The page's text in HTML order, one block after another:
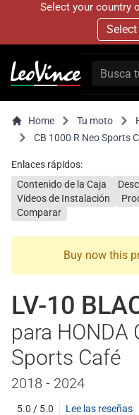
Select your country
Home Tu moto
CB 1000 R Neo Sports
Enlaces rápidos:
Contenido de la Caja
Videos de Instalación
Comparar
Buy now this
LV-10
para HONDA
Sports Café
2018 - 2024
5.0 / 5.0
Lee las reseñas